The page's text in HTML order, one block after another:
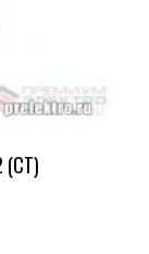
(СТ)